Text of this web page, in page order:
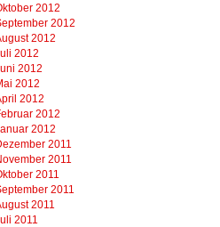
2012
2012
2012
2012
2012
2012
2012
2012
2012
2011
2011
2011
2011
2011
2011